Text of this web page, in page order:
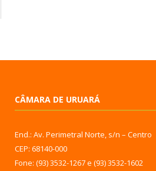
CÂMARA DE URUARÁ
End.: Av. Perimetral Norte, s/n – Centro
CEP: 68140-000
Fone: (93) 3532-1267 e (93) 3532-1602